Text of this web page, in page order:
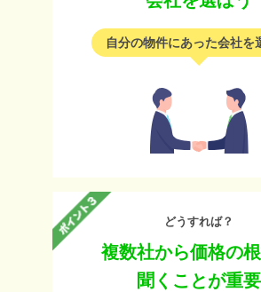
自分の物件にあった会社を
どうすれば？
複数社から価格の
聞くことが重要